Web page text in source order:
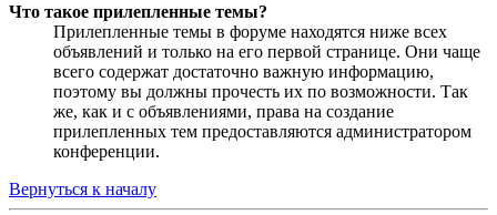
Что такое прилепленные темы?
Прилепленные темы в форуме находятся ниже всех
объявлений и только на его первой странице. Они чаще
всего содержат достаточно важную информацию,
поэтому вы должны прочесть их по возможности. Так
же, как и с объявлениями, права на создание
прилепленных тем предоставляются администратором
конференции.
Вернуться к началу